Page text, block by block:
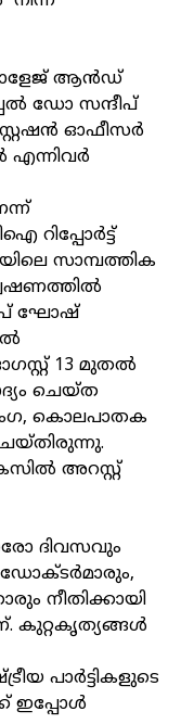
ആന്‍ഡ്
ഡോ സന്ദീപ്
ഓഫീസര്‍
എന്നിവര്‍
റിപ്പോര്‍ട്ട്
സാമ്പത്തിക
ഘോഷ്
13 മുതല്‍
ചെയ്ത
കൊലപാതക
അറസ്റ്റ്
ദിവസവും
നീതിക്കായി
കുറ്റകൃത്യങ്ങള്‍
പാര്‍ട്ടികളുടെ
ഇപ്പോള്‍